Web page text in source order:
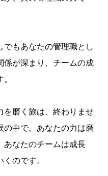
でもあなたの管理職とし
係が深まり、チームの成
を磨く旅は、終わりませ
の中で、あなたの力は磨
あなたのチームは成長
のです。